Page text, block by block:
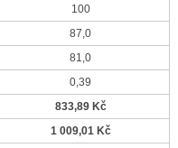
100
87,0
81,0
0,39
833,89 Kč
1 009,01 Kč